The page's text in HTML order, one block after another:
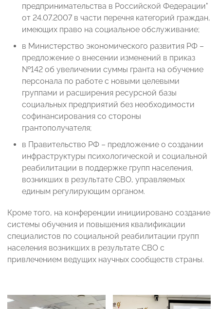
предпринимательства в Российской Федерации"
от 24.07.2007 в части перечня категорий граждан,
имеющих право на социальное обслуживание;
в Министерство экономического развития РФ –
предложение о внесении изменений в приказ
№142 об увеличении суммы гранта на обучение
персонала по работе с новыми целевыми
группами и расширения ресурсной базы
социальных предприятий без необходимости
софинансирования со стороны
грантополучателя;
в Правительство РФ – предложение о создании
инфраструктуры психологической и социальной
реабилитации в поддержке групп населения,
возникших в результате СВО, управляемых
единым регулирующим органом.
Кроме того, на конференции инициировано создание
системы обучения и повышения квалификации
специалистов по социальной реабилитации групп
населения возникших в результате СВО с
привлечением ведущих научных сообществ страны.